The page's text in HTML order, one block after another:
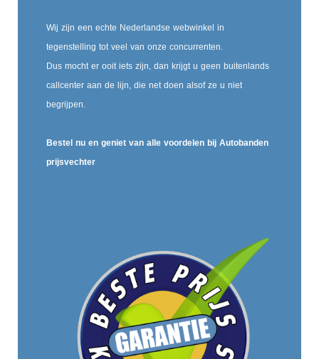
Wij zijn een echte Nederlandse webwinkel in
tegenstelling tot veel van onze concurrenten.
Dus mocht er ooit iets zijn, dan krijgt u geen buitenlands
callcenter aan de lijn, die net doen alsof ze u niet
begrijpen.
Bestel nu en geniet van alle voordelen bij Autobanden
prijsvechter